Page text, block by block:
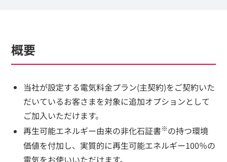
概要
当社が設定する電気料金プラン(主契約)をご契約いた
だいているお客さまを対象に追加オプションとして
ご加入いただけます。
再生可能エネルギー由来の非化石証書※の持つ環境
価値を付加し、実質的に再生可能エネルギー100％の
電気をお使いいただけます。